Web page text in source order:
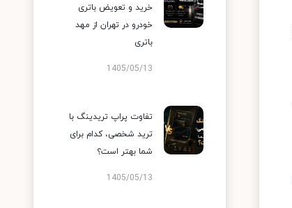
خرید و تعویض باتری
خودرو در تهران از مهد
باتری
1405/05/13
تفاوت پراپ تریدینگ با
ترید شخصی، کدام برای
شما بهتر است؟
1405/05/13